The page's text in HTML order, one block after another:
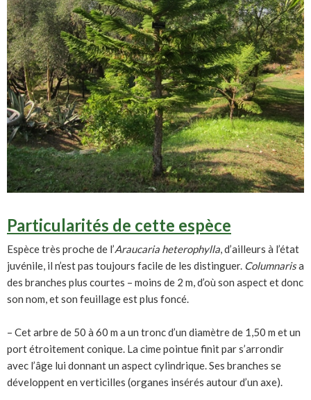
Particularités de cette espèce
Espèce très proche de l’Araucaria heterophylla, d’ailleurs à l’état
juvénile, il n’est pas toujours facile de les distinguer. Columnarisa
des branches plus courtes – moins de 2 m, d’où son aspect et donc
son nom, et son feuillage est plus foncé.
– Cet arbre de 50 à 60 m a un tronc d’un diamètre de 1,50 m et un
port étroitement conique. La cime pointue finit par s’arrondir
avec l’âge lui donnant un aspect cylindrique. Ses branches se
développent en verticilles (organes insérés autour d’un axe).